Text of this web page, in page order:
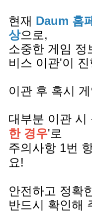
현재 Daum 홈
상으로,
소중한 게임 정
비스 이관'이
이관 후 혹시
대부분 이관 시
한 경우'로
주의사항 1번
요!
안전하고 정확
반드시 확인해